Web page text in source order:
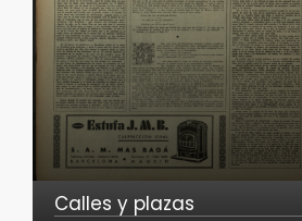
Calles y plazas